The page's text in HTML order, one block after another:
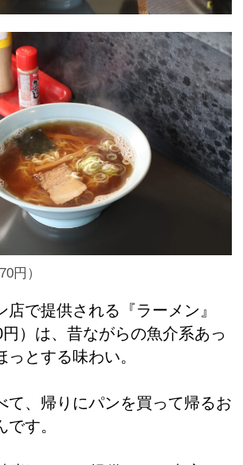
円）
店で提供される『ラーメン』
円）は、昔ながらの魚介系あっ
っとする味わい。
て、帰りにパンを買って帰るお
す。